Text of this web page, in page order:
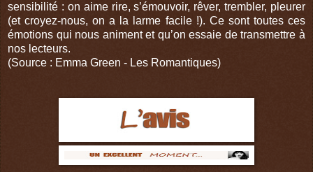
sensibilité : on aime rire, s’émouvoir, rêver, trembler, pleurer
(et croyez-nous, on a la larme facile !). Ce sont toutes ces
émotions qui nous animent et qu’on essaie de transmettre à
nos lecteurs.
(Source : Emma Green - Les Romantiques)